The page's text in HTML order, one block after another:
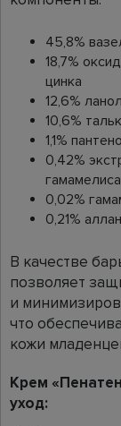
45,8%
18,7%
цинка
12,6%
10,6%
1,1%
0,42%
0,02%
0,21%
В качестве
позволяет
и
что
кожи
Крем
уход: